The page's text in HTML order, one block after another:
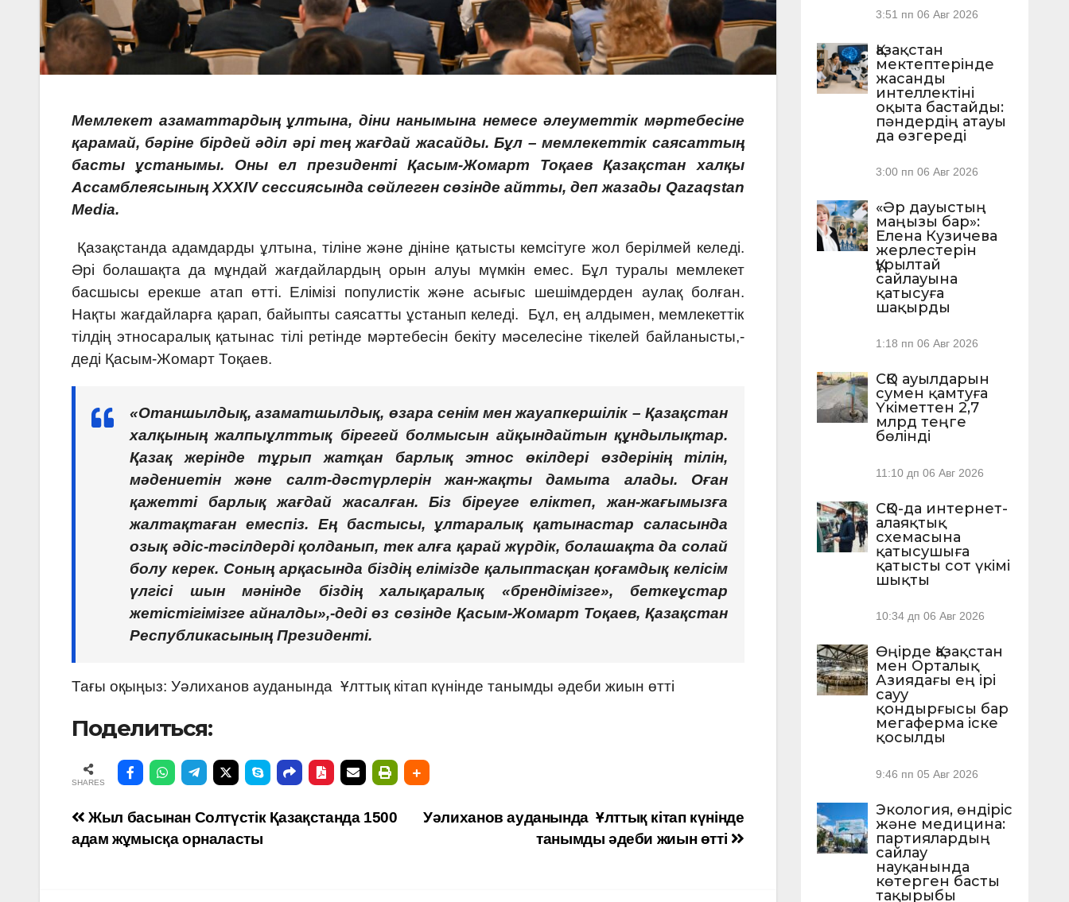
Мемлекет азаматтардың ұлтына, діни нанымына немесе әлеуметтік мәртебесіне
қарамай, бәріне бірдей әділ әрі тең жағдай жасайды. Бұл – мемлекеттік саясаттың
басты ұстанымы. Оны ел президенті Қасым-Жомарт Тоқаев Қазақстан халқы
Ассамблеясының ХХХІV сессиясында сөйлеген сөзінде айтты, деп жазады Qazaqstan
Media.
Қазақстанда адамдарды ұлтына, тіліне және дініне қатысты кемсітуге жол берілмей келеді.
Әрі болашақта да мұндай жағдайлардың орын алуы мүмкін емес. Бұл туралы мемлекет
басшысы ерекше атап өтті. Елімізі популистік және асығыс шешімдерден аулақ болған.
Нақты жағдайларға қарап, байыпты саясатты ұстанып келеді. Бұл, ең алдымен, мемлекеттік
тілдің этносаралық қатынас тілі ретінде мәртебесін бекіту мәселесіне тікелей байланысты,-
деді Қасым-Жомарт Тоқаев.
«Отаншылдық, азаматшылдық, өзара сенім мен жауапкершілік – Қазақстан
халқының жалпыұлттық бірегей болмысын айқындайтын құндылықтар.
Қазақ жерінде тұрып жатқан барлық этнос өкілдері өздерінің тілін,
мәдениетін және салт-дәстүрлерін жан-жақты дамыта алады. Оған
қажетті барлық жағдай жасалған. Біз біреуге еліктеп, жан-жағымызға
жалтақтаған емеспіз. Ең бастысы, ұлтаралық қатынастар саласында
озық әдіс-тәсілдерді қолданып, тек алға қарай жүрдік, болашақта да солай
болу керек. Соның арқасында біздің елімізде қалыптасқан қоғамдық келісім
үлгісі шын мәнінде біздің халықаралық «брендімізге», беткеұстар
жетістігімізге айналды»,-деді өз сөзінде Қасым-Жомарт Тоқаев, Қазақстан
Республикасының Президенті.
Тағы оқыңыз: Уәлиханов ауданында Ұлттық кітап күнінде танымды әдеби жиын өтті
Поделиться:
SHARES
Навигация
по
Уәлиханов ауданында Ұлттық кітап күнінде
танымды әдеби жиын өтті
Жыл басынан Солтүстік Қазақстанда 1500
адам жұмысқа орналасты
3:51 пп 06 Авг 2026
Қазақстан
мектептерінде
жасанды
интеллектіні
оқыта бастайды:
пәндердің атауы
да өзгереді
3:00 пп 06 Авг 2026
«Әр дауыстың
маңызы бар»:
Елена Кузичева
жерлестерін
Құрылтай
сайлауына
қатысуға
шақырды
1:18 пп 06 Авг 2026
СҚО ауылдарын
сумен қамтуға
Үкіметтен 2,7
млрд теңге
бөлінді
11:10 дп 06 Авг 2026
СҚО-да интернет-
алаяқтық
схемасына
қатысушыға
қатысты сот үкімі
шықты
10:34 дп 06 Авг 2026
Өңірде Қазақстан
мен Орталық
Азиядағы ең ірі
сауу
қондырғысы бар
мегаферма іске
қосылды
9:46 пп 05 Авг 2026
Экология, өндіріс
және медицина:
партиялардың
сайлау
науқанында
көтерген басты
тақырыбы